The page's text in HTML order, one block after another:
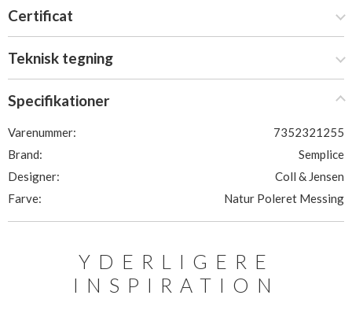
Certificat
Teknisk tegning
Specifikationer
Varenummer:
7352321255
Brand:
Semplice
Designer:
Coll & Jensen
Farve:
Natur Poleret Messing
YDERLIGERE
INSPIRATION